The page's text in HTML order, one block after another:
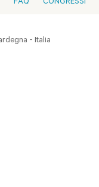
FAQ CONGRESSI
- Italia